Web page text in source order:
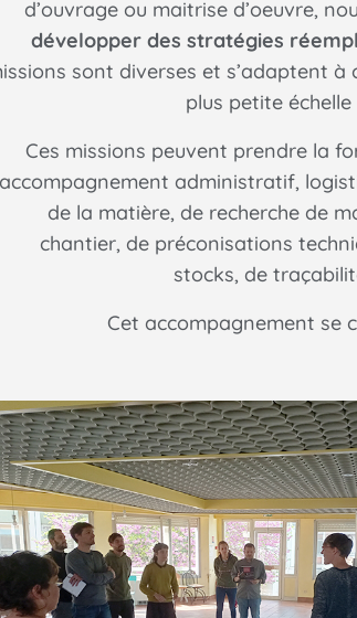
d’ouvrage ou maitrise d’oeuvre,
développer des stratégies
sont diverses et s’adaptent à
plus petite
Ces missions peuvent prendre la
administratif,
de la matière, de recherche de
chantier, de préconisations
stocks, de
Cet accompagnement se